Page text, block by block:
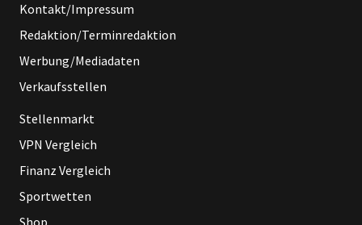
Kontakt/Impressum
Redaktion/Terminredaktion
Werbung/Mediadaten
Verkaufsstellen
Stellenmarkt
VPN Vergleich
Finanz Vergleich
Sportwetten
Shop